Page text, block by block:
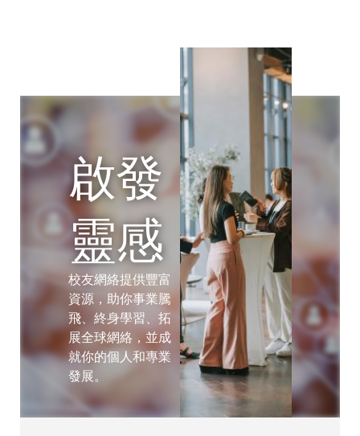
加
國
哥
啟發
靈感
校友網絡提供豐富
資源，助你事業騰
飛、終身學習、拓
展全球網絡，並成
就你的個人和專業
發展。